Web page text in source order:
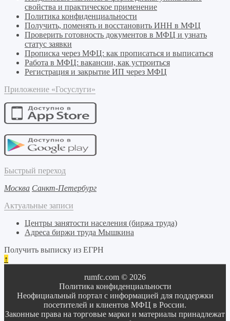
свойства и практическое применение
Политика конфиденциальности
Получить, поменять и восстановить ИНН в МФЦ
Проверить готовность документов в МФЦ и узнать
статус заявки
Прописка через МФЦ: как прописаться и выписаться
Работа в МФЦ: вакансии, как устроиться
Регистрация и закрытие ИП через МФЦ
Приложение «Госуслуги»
Быстрый переход
Москва Санкт-Петербург
Актуальные записи
Центры занятости населения (биржа труда)
Адреса биржи труда Мышкина
Получить выписку из ЕГРН
↑
rumfc.com © 2026
Политика конфиденциальности
Неофициальный портал с информацией для поддержки
посетителей и клиентов МФЦ в России.
Законные права на торговые марки и материалы принадлежат